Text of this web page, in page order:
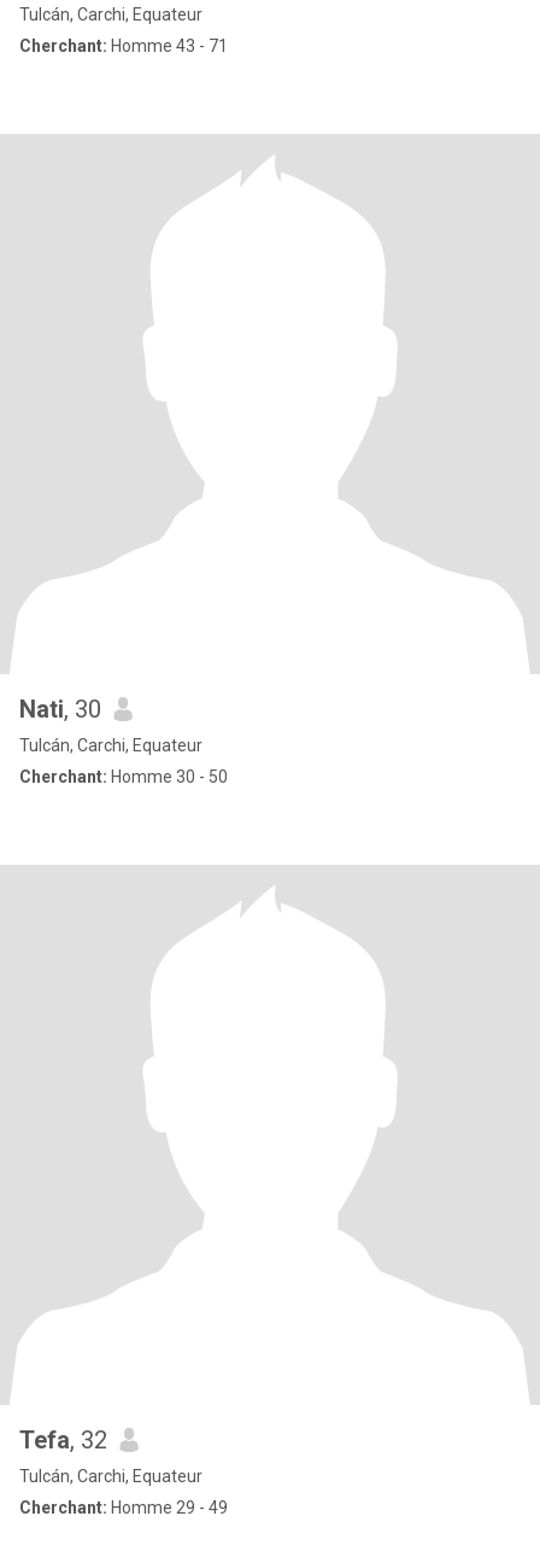
Tulcán, Carchi, Equateur
Cherchant: Homme 43 - 71
Nati, 30
Tulcán, Carchi, Equateur
Cherchant: Homme 30 - 50
Tefa, 32
Tulcán, Carchi, Equateur
Cherchant: Homme 29 - 49